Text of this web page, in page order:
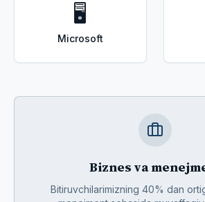
🖥️
Microsoft
Biznes va
Bitiruvchilarimizning 40% dan